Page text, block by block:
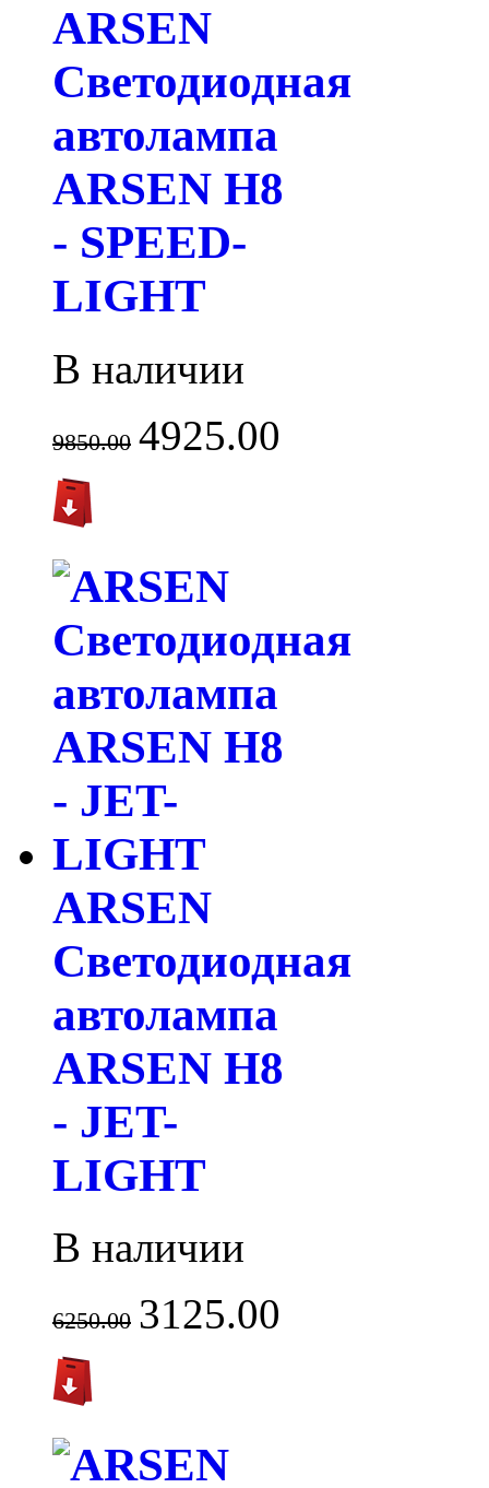
ARSEN
Светодиодная
автолампа
ARSEN H8
- SPEED-
LIGHT
В наличии
9850.00 4925.00
ARSEN
Светодиодная
автолампа
ARSEN H8
- JET-
LIGHT
В наличии
6250.00 3125.00